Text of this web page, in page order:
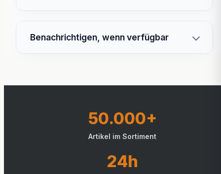
Benachrichtigen, wenn verfügbar
50.000+
Artikel im Sortiment
24h